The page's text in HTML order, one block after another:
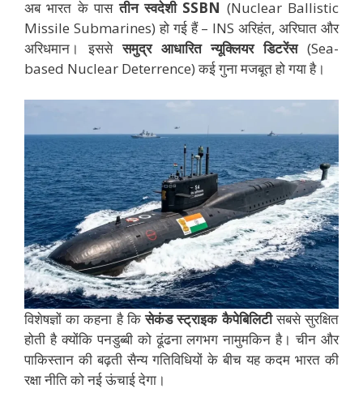
अब भारत के पासतीन स्वदेशी SSBN (Nuclear Ballistic
Missile Submarines) हो गई हैं – INS अरिहंत, अरिघात और
अरिधमान। इससेसमुद्र आधारित न्यूक्लियर डिटरेंस(Sea-
based Nuclear Deterrence) कई गुना मजबूत हो गया है।
विशेषज्ञों का कहना है किसेकंड स्ट्राइक कैपेबिलिटीसबसे सुरक्षित
होती है क्योंकि पनडुब्बी को ढूंढना लगभग नामुमकिन है। चीन और
पाकिस्तान की बढ़ती सैन्य गतिविधियों के बीच यह कदम भारत की
रक्षा नीति को नई ऊंचाई देगा।